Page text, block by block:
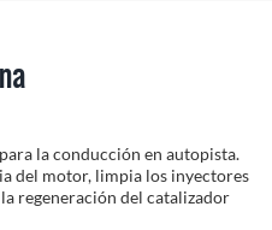
la conducción en autopista.
del motor, limpia los inyectores
regeneración del catalizador